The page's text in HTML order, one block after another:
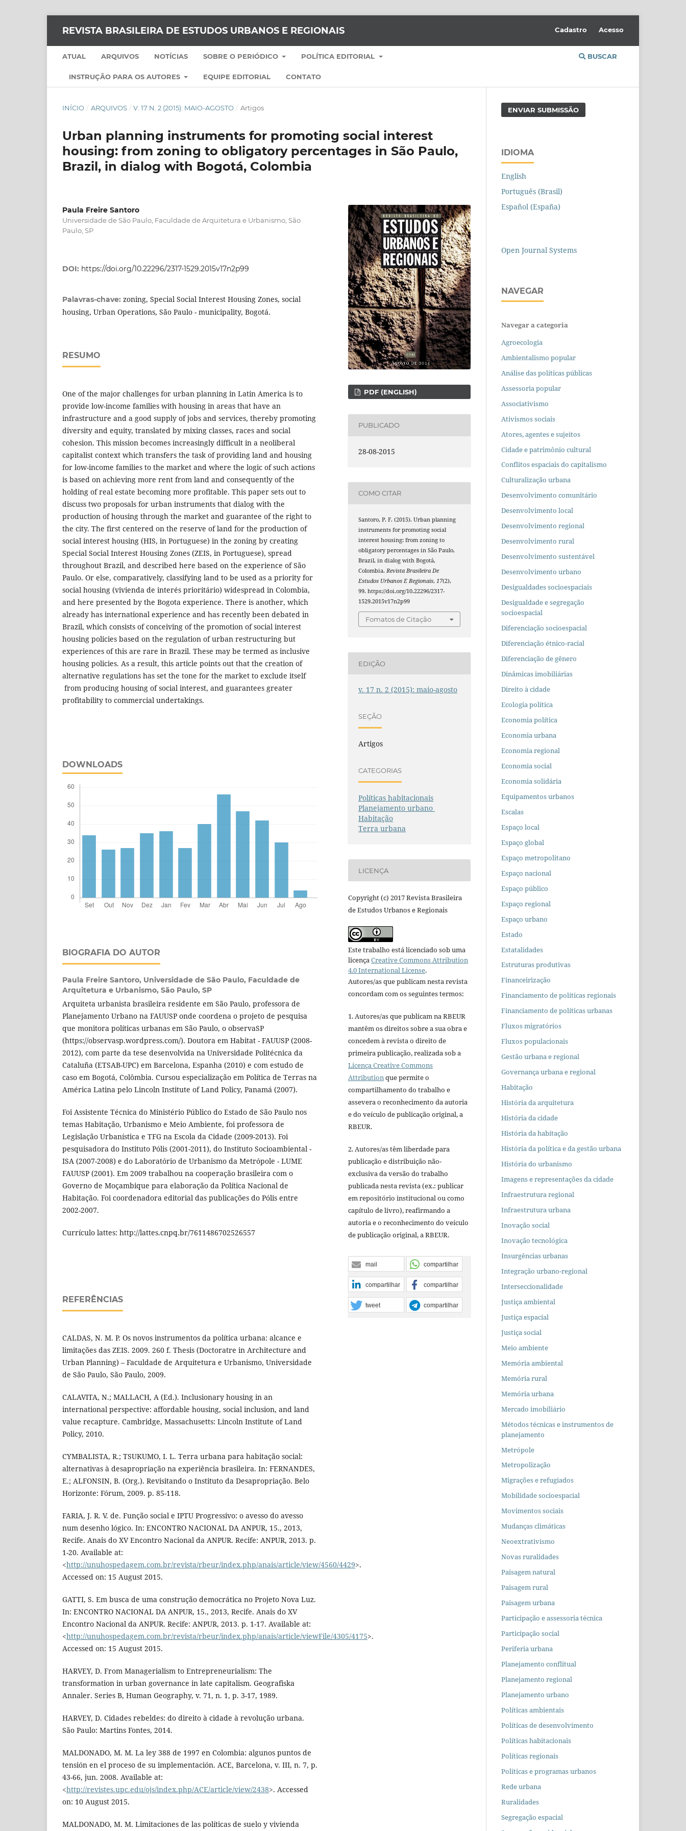
REVISTA BRASILEIRA DE ESTUDOS URBANOS E REGIONAIS
ATUAL ARQUIVOS NOTÍCIAS SOBRE O PERIÓDICO POLÍTICA EDITORIAL
INSTRUÇÃO PARA OS AUTORES EQUIPE EDITORIAL CONTATO
BUSCAR
Cadastro Acesso
INÍCIO / ARQUIVOS / V. 17 N. 2 (2015): MAIO-AGOSTO / Artigos
Urban planning instruments for promoting social interest
housing: from zoning to obligatory percentages in São Paulo,
Brazil, in dialog with Bogotá, Colombia
Paula Freire Santoro
Universidade de São Paulo, Faculdade de Arquitetura e Urbanismo, São
Paulo, SP
DOI: https://doi.org/10.22296/2317-1529.2015v17n2p99
Palavras-chave: zoning, Special Social Interest Housing Zones, social
housing, Urban Operations, São Paulo - municipality, Bogotá.
RESUMO
One of the major challenges for urban planning in Latin America is to
provide low-income families with housing in areas that have an
infrastructure and a good supply of jobs and services, thereby promoting
diversity and equity, translated by mixing classes, races and social
cohesion. This mission becomes increasingly difficult in a neoliberal
capitalist context which transfers the task of providing land and housing
for low-income families to the market and where the logic of such actions
is based on achieving more rent from land and consequently of the
holding of real estate becoming more profitable. This paper sets out to
discuss two proposals for urban instruments that dialog with the
production of housing through the market and guarantee of the right to
the city. The first centered on the reserve of land for the production of
social interest housing (HIS, in Portuguese) in the zoning by creating
Special Social Interest Housing Zones (ZEIS, in Portuguese), spread
throughout Brazil, and described here based on the experience of São
Paulo. Or else, comparatively, classifying land to be used as a priority for
social housing (vivienda de interés prioritário) widespread in Colombia,
and here presented by the Bogota experience. There is another, which
already has international experience and has recently been debated in
Brazil, which consists of conceiving of the promotion of social interest
housing policies based on the regulation of urban restructuring but
experiences of this are rare in Brazil. These may be termed as inclusive
housing policies. As a result, this article points out that the creation of
alternative regulations has set the tone for the market to exclude itself
from producing housing of social interest, and guarantees greater
profitability to commercial undertakings.
DOWNLOADS
BIOGRAFIA DO AUTOR
Paula Freire Santoro, Universidade de São Paulo, Faculdade de
Arquitetura e Urbanismo, São Paulo, SP
Arquiteta urbanista brasileira residente em São Paulo, professora de
Planejamento Urbano na FAUUSP onde coordena o projeto de pesquisa
que monitora políticas urbanas em São Paulo, o observaSP
(https://observasp.wordpress.com/). Doutora em Habitat - FAUUSP (2008-
2012), com parte da tese desenvolvida na Universidade Politécnica da
Cataluña (ETSAB-UPC) em Barcelona, Espanha (2010) e com estudo de
caso em Bogotá, Colômbia. Cursou especialização em Política de Terras na
América Latina pelo Lincoln Institute of Land Policy, Panamá (2007).
Foi Assistente Técnica do Ministério Público do Estado de São Paulo nos
temas Habitação, Urbanismo e Meio Ambiente, foi professora de
Legislação Urbanística e TFG na Escola da Cidade (2009-2013). Foi
pesquisadora do Instituto Pólis (2001-2011), do Instituto Socioambiental -
ISA (2007-2008) e do Laboratório de Urbanismo da Metrópole - LUME
FAUUSP (2001). Em 2009 trabalhou na cooperação brasileira com o
Governo de Moçambique para elaboração da Política Nacional de
Habitação. Foi coordenadora editorial das publicações do Pólis entre
2002-2007.
Currículo lattes: http://lattes.cnpq.br/7611486702526557
REFERÊNCIAS
CALDAS, N. M. P. Os novos instrumentos da política urbana: alcance e
limitações das ZEIS. 2009. 260 f. Thesis (Doctoratre in Architecture and
Urban Planning) – Faculdade de Arquitetura e Urbanismo, Universidade
de São Paulo, São Paulo, 2009.
CALAVITA, N.; MALLACH, A (Ed.). Inclusionary housing in an
international perspective: affordable housing, social inclusion, and land
value recapture. Cambridge, Massachusetts: Lincoln Institute of Land
Policy, 2010.
CYMBALISTA, R.; TSUKUMO, I. L. Terra urbana para habitação social:
alternativas à desapropriação na experiência brasileira. In: FERNANDES,
E.; ALFONSIN, B. (Org.). Revisitando o Instituto da Desapropriação. Belo
Horizonte: Fórum, 2009. p. 85-118.
FARIA, J. R. V. de. Função social e IPTU Progressivo: o avesso do avesso
num desenho lógico. In: ENCONTRO NACIONAL DA ANPUR, 15., 2013,
Recife. Anais do XV Encontro Nacional da ANPUR. Recife: ANPUR, 2013. p.
1-20. Available at:
<http://unuhospedagem.com.br/revista/rbeur/index.php/anais/article/view/4560/4429>.
Accessed on: 15 August 2015.
GATTI, S. Em busca de uma construção democrática no Projeto Nova Luz.
In: ENCONTRO NACIONAL DA ANPUR, 15., 2013, Recife. Anais do XV
Encontro Nacional da ANPUR. Recife: ANPUR, 2013. p. 1-17. Available at:
<http://unuhospedagem.com.br/revista/rbeur/index.php/anais/article/viewFile/4305/4175>.
Accessed on: 15 August 2015.
HARVEY, D. From Managerialism to Entrepreneurialism: The
transformation in urban governance in late capitalism. Geografiska
Annaler. Series B, Human Geography, v. 71, n. 1, p. 3-17, 1989.
HARVEY, D. Cidades rebeldes: do direito à cidade à revolução urbana.
São Paulo: Martins Fontes, 2014.
MALDONADO, M. M. La ley 388 de 1997 en Colombia: algunos puntos de
tensión en el proceso de su implementación. ACE, Barcelona, v. III, n. 7, p.
43-66, jun. 2008. Available at:
<http://revistes.upc.edu/ojs/index.php/ACE/article/view/2438>. Accessed
on: 10 August 2015.
MALDONADO, M. M. Limitaciones de las políticas de suelo y vivienda
PDF (ENGLISH)
PUBLICADO
28-08-2015
COMO CITAR
Santoro, P. F. (2015). Urban planning
instruments for promoting social
interest housing: from zoning to
obligatory percentages in São Paulo,
Brazil, in dialog with Bogotá,
Colombia.Revista Brasileira De
Estudos Urbanos E Regionais,17(2),
99. https://doi.org/10.22296/2317-
1529.2015v17n2p99
Fomatos de Citação
EDIÇÃO
v. 17 n. 2 (2015): maio-agosto
SEÇÃO
Artigos
CATEGORIAS
Políticas habitacionais
Planejamento urbano
Habitação
Terra urbana
LICENÇA
Copyright (c) 2017 Revista Brasileira
de Estudos Urbanos e Regionais
Este trabalho está licenciado sob uma
licençaCreative Commons Attribution
4.0 International License.
Autores/as que publicam nesta revista
concordam com os seguintes termos:
1. Autores/as que publicam na RBEUR
mantêm os direitos sobre a sua obra e
concedem à revista o direito de
primeira publicação, realizada sob a
Licença Creative Commons
Attributionque permite o
compartilhamento do trabalho e
assevera o reconhecimento da autoria
e do veículo de publicação original, a
RBEUR.
2. Autores/as têm liberdade para
publicação e distribuição não-
exclusiva da versão do trabalho
publicada nesta revista (ex.: publicar
em repositório institucional ou como
capítulo de livro), reafirmando a
autoria e o reconhecimento do veículo
de publicação original, a RBEUR.
mail compartilhar
compartilhar compartilhar
tweet compartilhar
ENVIAR SUBMISSÃO
IDIOMA
English
Português (Brasil)
Español (España)
Open Journal Systems
NAVEGAR
Navegar a categoria
Agroecologia
Ambientalismo popular
Análise das políticas públicas
Assessoria popular
Associativismo
Ativismos sociais
Atores, agentes e sujeitos
Cidade e patrimônio cultural
Conflitos espaciais do capitalismo
Culturalização urbana
Desenvolvimento comunitário
Desenvolvimento local
Desenvolvimento regional
Desenvolvimento rural
Desenvolvimento sustentável
Desenvolvimento urbano
Desigualdades socioespaciais
Desigualdade e segregação
socioespacial
Diferenciação socioespacial
Diferenciação étnico-racial
Diferenciação de gênero
Dinâmicas imobiliárias
Direito à cidade
Ecologia política
Economia política
Economia urbana
Economia regional
Economia social
Economia solidária
Equipamentos urbanos
Escalas
Espaço local
Espaço global
Espaço metropolitano
Espaço nacional
Espaço público
Espaço regional
Espaço urbano
Estado
Estatalidades
Estruturas produtivas
Financeirização
Financiamento de políticas regionais
Financiamento de políticas urbanas
Fluxos migratórios
Fluxos populacionais
Gestão urbana e regional
Governança urbana e regional
Habitação
História da arquitetura
História da cidade
História da habitação
História da política e da gestão urbana
História do urbanismo
Imagens e representações da cidade
Infraestrutura regional
Infraestrutura urbana
Inovação social
Inovação tecnológica
Insurgências urbanas
Integração urbano-regional
Interseccionalidade
Justiça ambiental
Justiça espacial
Justiça social
Meio ambiente
Memória ambiental
Memória rural
Memória urbana
Mercado imobiliário
Métodos técnicas e instrumentos de
planejamento
Metrópole
Metropolização
Migrações e refugiados
Mobilidade socioespacial
Movimentos sociais
Mudanças climáticas
Neoextrativismo
Novas ruralidades
Paisagem natural
Paisagem rural
Paisagem urbana
Participação e assessoria técnica
Participação social
Periferia urbana
Planejamento conflitual
Planejamento regional
Planejamento urbano
Políticas ambientais
Políticas de desenvolvimento
Políticas habitacionais
Políticas regionais
Políticas e programas urbanos
Rede urbana
Ruralidades
Segregação espacial